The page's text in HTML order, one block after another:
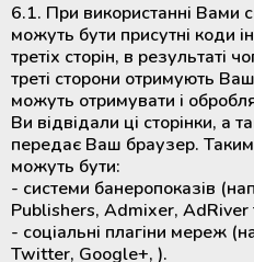
6.1. При використанні Вами
можуть бути присутні коди
третіх сторін, в результаті
треті сторони отримують
можуть отримувати і
Ви відвідали ці сторінки, а
передає Ваш браузер.
можуть бути:
- системи банеропоказів
Publishers, Admixer, AdRiver
- соціальні плагіни мереж
Twitter, Google+, ).